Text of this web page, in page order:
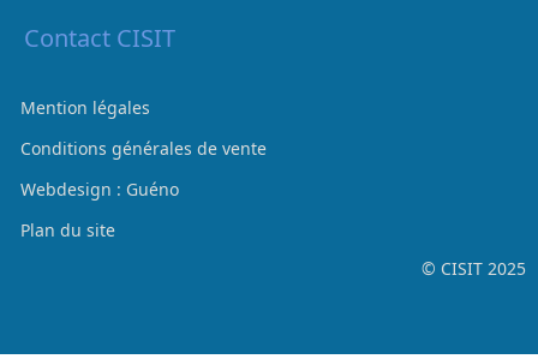
Contact CISIT
Mention légales
Conditions générales de vente
Webdesign : Guéno
Plan du site
© CISIT 2025